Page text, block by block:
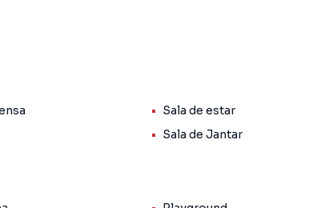
Sala de estar
Sala de Jantar